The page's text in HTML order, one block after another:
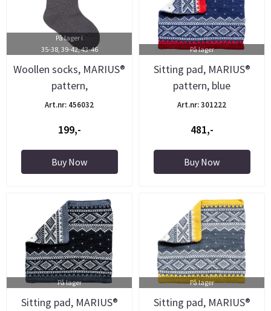
På lager i
35-38, 39-42, 43-46
Woollen socks, MARIUS®
pattern,
grey/white/yellow
Art.nr: 456032
199,-
Buy Now
På lager
Sitting pad, MARIUS®
pattern, blue
Art.nr: 301222
481,-
Buy Now
På lager
Sitting pad, MARIUS®
På lager
Sitting pad, MARIUS®